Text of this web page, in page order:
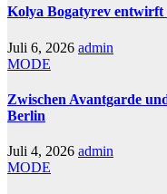
Kolya Bogatyrev entwirft
Juli 6, 2026 admin
MODE
Zwischen Avantgarde
Berlin
Juli 4, 2026 admin
MODE